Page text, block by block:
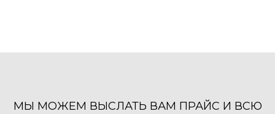
МЫ МОЖЕМ ВЫСЛАТЬ ВАМ ПРАЙС И ВСЮ